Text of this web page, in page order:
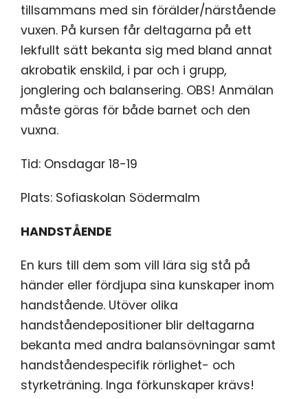
tillsammans med sin förälder/närstående
vuxen. På kursen får deltagarna på ett
lekfullt sätt bekanta sig med bland annat
akrobatik enskild, i par och i grupp,
jonglering och balansering. OBS! Anmälan
måste göras för både barnet och den
vuxna.
Tid: Onsdagar 18-19
Plats: Sofiaskolan Södermalm
HANDSTÅENDE
En kurs till dem som vill lära sig stå på
händer eller fördjupa sina kunskaper inom
handstående. Utöver olika
handståendepositioner blir deltagarna
bekanta med andra balansövningar samt
handståendespecifik rörlighet- och
styrketräning. Inga förkunskaper krävs!